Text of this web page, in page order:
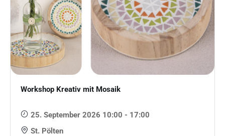
Workshop Kreativ mit Mosaik
25. September 2026 10:00 - 17:00
St. Pölten